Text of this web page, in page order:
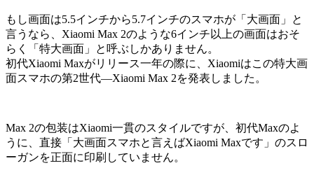
もし画面は5.5インチから5.7インチのスマホが「大画面」と
言うなら、Xiaomi Max 2のような6インチ以上の画面はおそ
らく「特大画面」と呼ぶしかありません。
初代Xiaomi Maxがリリース一年の際に、Xiaomiはこの特大画
面スマホの第2世代―Xiaomi Max 2を発表しました。
Max 2の包装はXiaomi一貫のスタイルですが、初代Maxのよ
うに、直接「大画面スマホと言えばXiaomi Maxです」のスロ
ーガンを正面に印刷していません。